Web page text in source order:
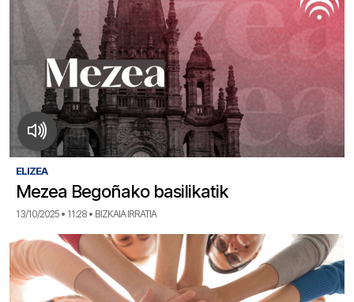
ELIZEA
Mezea Begoñako basilikatik
13/10/2025 • 11:28 • BIZKAIA IRRATIA